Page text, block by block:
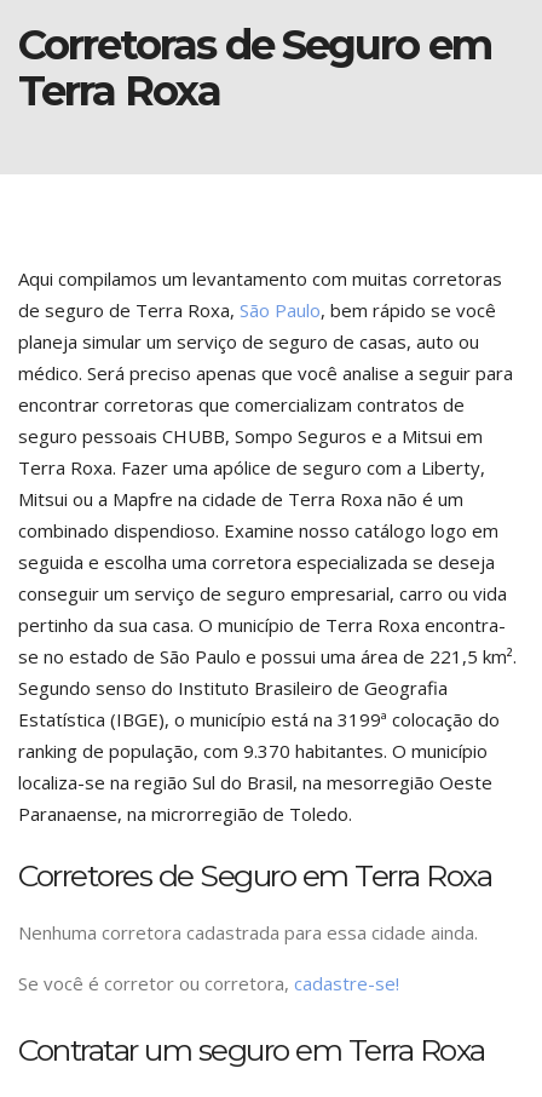
Corretoras de Seguro em
Terra Roxa
Aqui compilamos um levantamento com muitas corretoras
de seguro de Terra Roxa, São Paulo, bem rápido se você
planeja simular um serviço de seguro de casas, auto ou
médico. Será preciso apenas que você analise a seguir para
encontrar corretoras que comercializam contratos de
seguro pessoais CHUBB, Sompo Seguros e a Mitsui em
Terra Roxa. Fazer uma apólice de seguro com a Liberty,
Mitsui ou a Mapfre na cidade de Terra Roxa não é um
combinado dispendioso. Examine nosso catálogo logo em
seguida e escolha uma corretora especializada se deseja
conseguir um serviço de seguro empresarial, carro ou vida
pertinho da sua casa. O município de Terra Roxa encontra-
se no estado de São Paulo e possui uma área de 221,5 km².
Segundo senso do Instituto Brasileiro de Geografia
Estatística (IBGE), o município está na 3199ª colocação do
ranking de população, com 9.370 habitantes. O município
localiza-se na região Sul do Brasil, na mesorregião Oeste
Paranaense, na microrregião de Toledo.
Corretores de Seguro em Terra Roxa
Nenhuma corretora cadastrada para essa cidade ainda.
Se você é corretor ou corretora, cadastre-se!
Contratar um seguro em Terra Roxa